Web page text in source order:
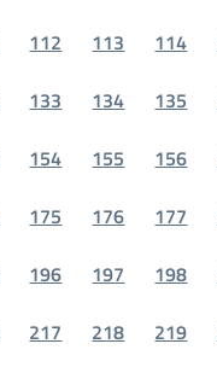
112 113 114
133 134 135
154 155 156
175 176 177
196 197 198
217 218 219